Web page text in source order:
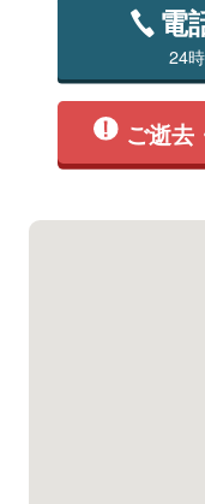
電
24
ご逝去